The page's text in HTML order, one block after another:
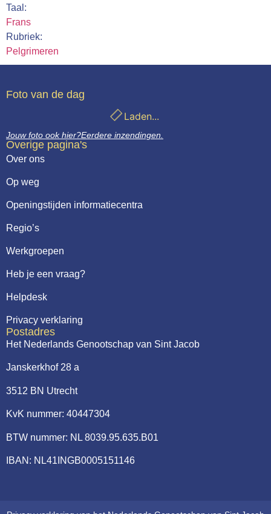
Taal:
Frans
Rubriek:
Pelgrimeren
Foto van de dag
Laden...
Jouw foto ook hier?Eerdere inzendingen.
Overige pagina's
Over ons
Op weg
Openingstijden informatiecentra
Regio’s
Werkgroepen
Heb je een vraag?
Helpdesk
Privacy verklaring
Postadres
Het Nederlands Genootschap van Sint Jacob
Janskerkhof 28 a
3512 BN Utrecht
KvK nummer: 40447304
BTW nummer: NL 8039.95.635.B01
IBAN: NL41INGB0005151146